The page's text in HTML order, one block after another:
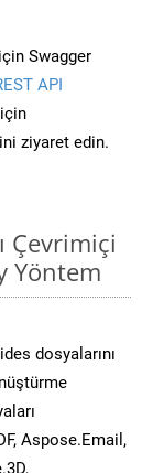
için Swagger
API
ziyaret edin.
Çevrimiçi
Yöntem
dosyalarını
Aspose.Email,